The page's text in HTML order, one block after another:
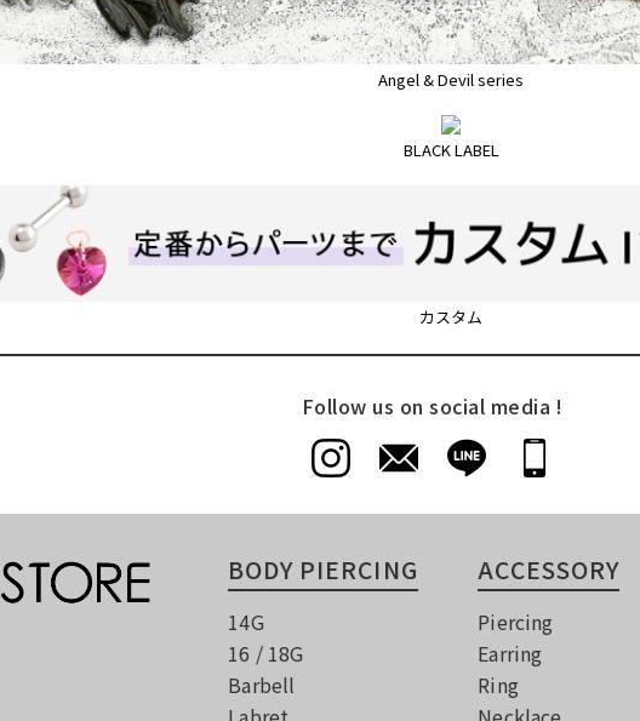
Angel & Devil series
BLACK LABEL
カスタム
Follow us on social media !
BODY PIERCING
14G
16 / 18G
Barbell
ACCESSORY
Piercing
Earring
Ring